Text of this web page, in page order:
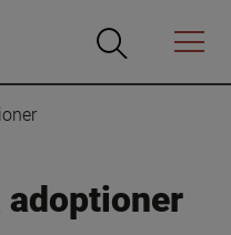
Öppna
Öppna
Menyn